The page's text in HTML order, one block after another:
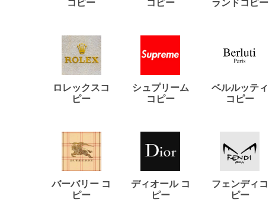
コピー
コピー
ランドコピー
ロレックスコ
ピー
シュプリーム
コピー
ベルルッティ
コピー
バーバリー コ
ピー
ディオール コ
ピー
フェンディコ
ピー